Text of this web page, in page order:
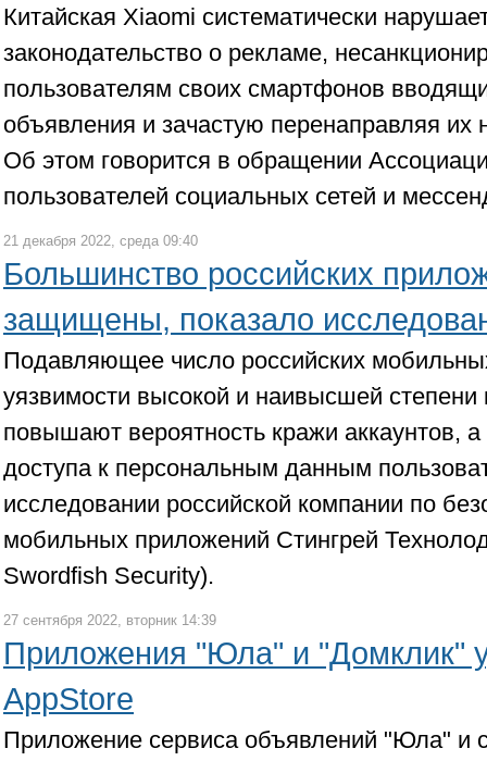
Китайская Xiaomi систематически
законодательство о рекламе,
пользователям своих смартфонов
объявления и зачастую перенаправляя
Об этом говорится в обращении
пользователей социальных сетей и
21 декабря 2022, среда 09:40
Большинство российских
защищены, показало
Подавляющее число российских
уязвимости высокой и наивысшей степени
повышают вероятность кражи аккаунтов,
доступа к персональным данным
исследовании российской компании по
мобильных приложений Стингрей
Swordfish Security).
27 сентября 2022, вторник 14:39
Приложения "Юла" и "Домклик"
AppStore
Приложение сервиса объявлений "Юла" и